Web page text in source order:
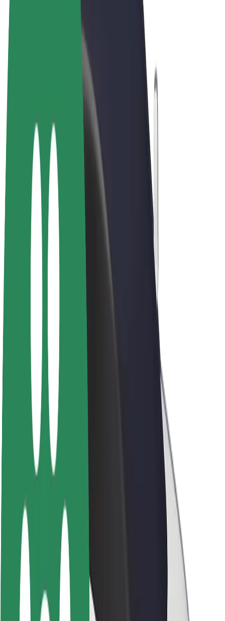
Bolt Food
Bolt Drive
Bolt for Business
E-bicykle
Bolt Plus
Zarábajte s Boltom
Vodiči
Partneri Bolt Food
Franšíza
Spoločnosť
Kariéra
O spoločnosti Bolt
Udržateľnosť v spoločnosti Bolt
Projekt Zero
Blog
Novinky
Naša vízia
Vzťahy s investormi
Vedenie spoločnosti
Značka
Médiá
Mestský fond
Bezpečnosť